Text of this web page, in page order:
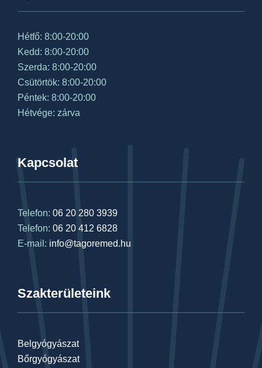
Hétfő: 8:00-20:00
Kedd: 8:00-20:00
Szerda: 8:00-20:00
Csütörtök: 8:00-20:00
Péntek: 8:00-20:00
Hétvége: zárva
Kapcsolat
Telefon: 06 20 280 3939
Telefon: 06 20 412 6828
E-mail: info@tagoremed.hu
Szakterületeink
Belgyógyászat
Bőrgyógyászat